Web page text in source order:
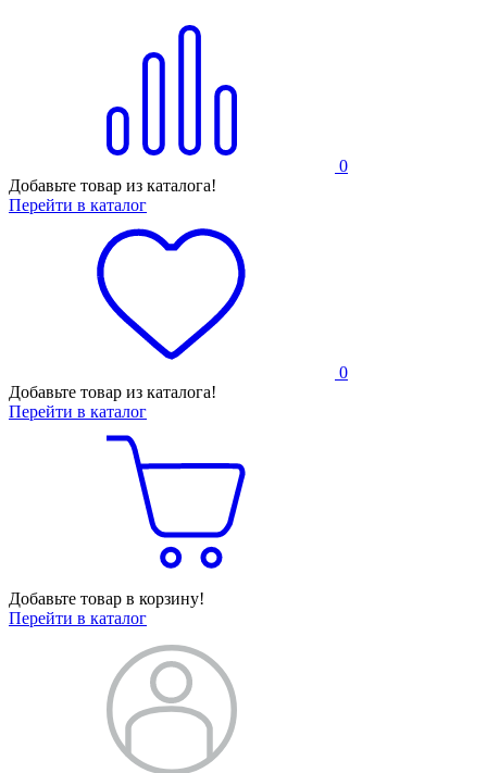
0
Добавьте товар из каталога!
Перейти в каталог
0
Добавьте товар из каталога!
Перейти в каталог
Добавьте товар в корзину!
Перейти в каталог